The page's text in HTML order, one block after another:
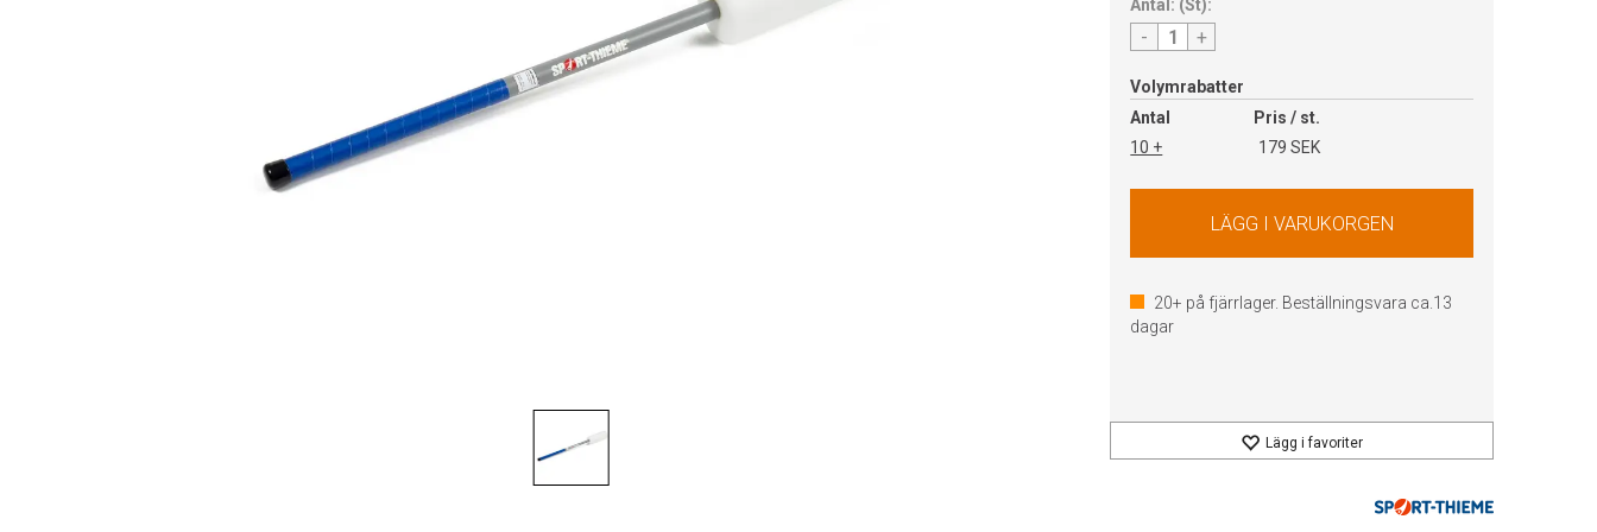
Antal: (St):
- +
Volymrabatter
Antal
Pris / st.
10 +
179 SEK
20+ på fjärrlager. Beställningsvara ca. 13
dagar
Lägg i favoriter